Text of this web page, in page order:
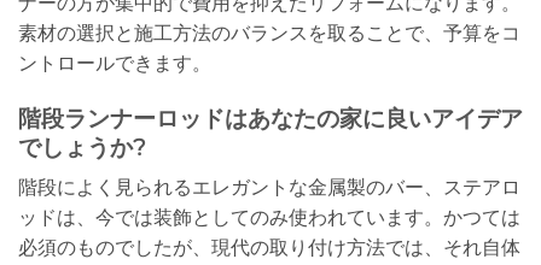
素材の選択と施工方法のバランスを取ることで、予算をコ
ントロールできます。
階段ランナーロッドはあなたの家に良いアイデア
でしょうか?
階段によく見られるエレガントな金属製のバー、ステアロ
ッドは、今では装飾としてのみ使われています。かつては
必須のものでしたが、現代の取り付け方法では、それ自体